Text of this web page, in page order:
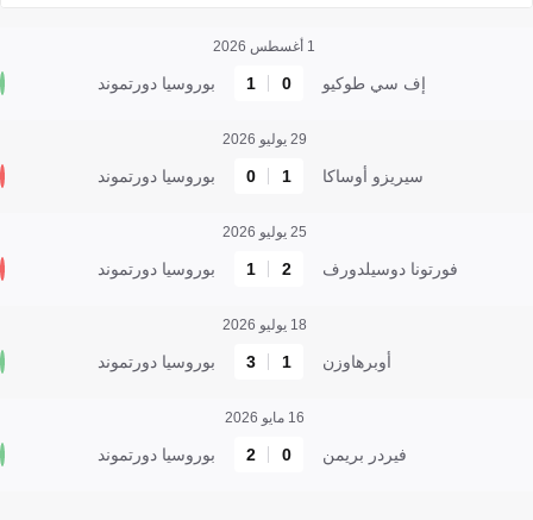
1 أغسطس 2026
إف سي طوكيو 0
1 بوروسيا دورتموند
29 يوليو 2026
سيريزو أوساكا 1
0 بوروسيا دورتموند
25 يوليو 2026
فورتونا دوسيلدورف 2
1 بوروسيا دورتموند
18 يوليو 2026
أوبرهاوزن 1
3 بوروسيا دورتموند
16 مايو 2026
فيردر بريمن 0
2 بوروسيا دورتموند